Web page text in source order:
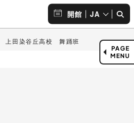
開館 JA
上田染谷丘高校 舞踊班
PAGE
MENU